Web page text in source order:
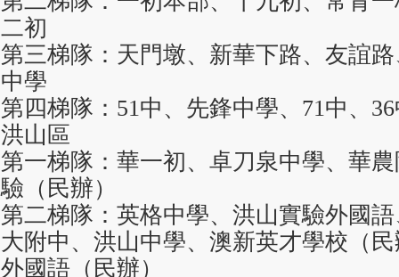
二初
第三梯隊：天門墩、新華下路、友誼
中學
第四梯隊：51中、先鋒中學、71中、
洪山區
第一梯隊：華一初、卓刀泉中學、華
驗（民辦）
第二梯隊：英格中學、洪山實驗外國
大附中、洪山中學、澳新英才學校（
外國語（民辦）